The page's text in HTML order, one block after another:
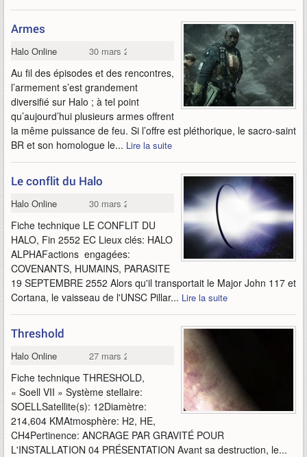
Armes
Halo Online 30 mars 2015
Au fil des épisodes et des rencontres,
l’armement s’est grandement
diversifié sur Halo ; à tel point
qu’aujourd’hui plusieurs armes offrent
la même puissance de feu. Si l’offre est pléthorique, le sacro-saint
BR et son homologue le... Lire la suite
Le conflit du Halo
Halo Online 30 mars 2015
Fiche technique LE CONFLIT DU
HALO, Fin 2552 EC Lieux clés: HALO
ALPHAFactions engagées:
COVENANTS, HUMAINS, PARASITE
19 SEPTEMBRE 2552 Alors qu'il transportait le Major John 117 et
Cortana, le vaisseau de l'UNSC Pillar... Lire la suite
Threshold
Halo Online 27 mars 2015
Fiche technique THRESHOLD,
« Soell VII » Système stellaire:
SOELLSatellite(s): 12Diamètre:
214,604 KMAtmosphère: H2, HE,
CH4Pertinence: ANCRAGE PAR GRAVITÉ POUR
L'INSTALLATION 04 PRÉSENTATION Avant sa destruction, le...